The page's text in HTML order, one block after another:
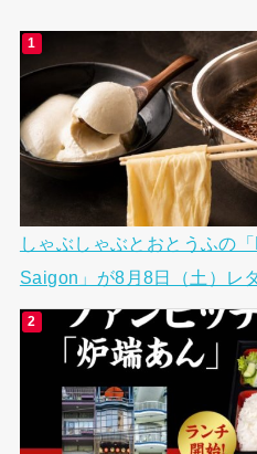
しゃぶしゃぶとおとうふの「
Saigon」が8月8日（土）レ